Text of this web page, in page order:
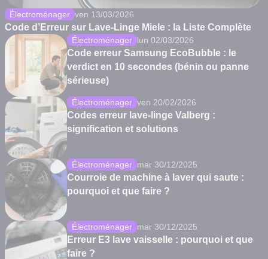
Électroménager ven 13/03/2026
Code d’Erreur sur Lave-Linge Miele : la Liste Complète
Électroménager lun 02/03/2026
Code erreur Samsung EcoBubble : le
verdict en 10 secondes (bénin ou panne
sérieuse)
Électroménager ven 20/02/2026
Codes erreur lave-linge Valberg :
signification et solutions
Électroménager mar 30/12/2025
Courroie de machine à laver qui saute :
pourquoi et que faire ?
Électroménager mar 30/12/2025
Erreur E3 lave vaisselle : pourquoi et que
faire ?